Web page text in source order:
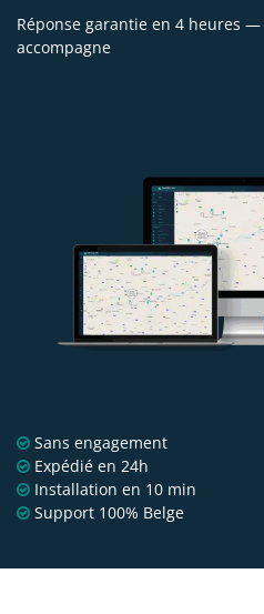
Réponse garantie en 4 heures
accompagne
Sans engagement
Expédié en 24h
Installation en 10 min
Support 100% Belge